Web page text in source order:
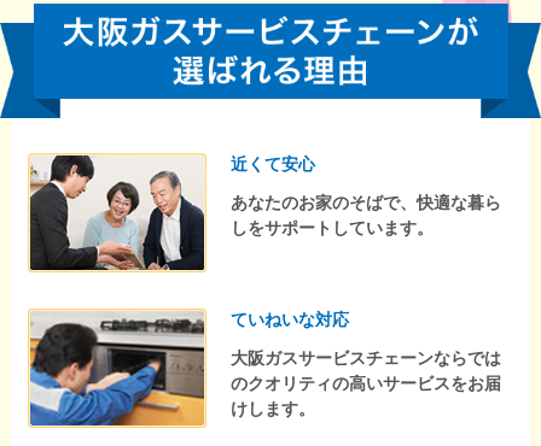
近くて安心
あなたのお家のそばで、快適な暮ら
しをサポートしています。
ていねいな対応
大阪ガスサービスチェーンならでは
のクオリティの高いサービスをお届
けします。